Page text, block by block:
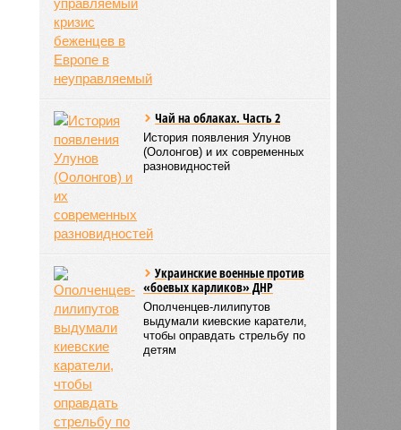
Чай на облаках. Часть 2
История появления Улунов
(Оолонгов) и их современных
разновидностей
Украинские военные против
«боевых карликов» ДНР
Ополченцев-лилипутов
выдумали киевские каратели,
чтобы оправдать стрельбу по
детям